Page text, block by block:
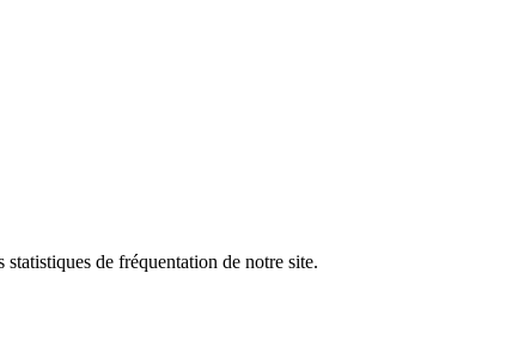
de fréquentation de notre site.